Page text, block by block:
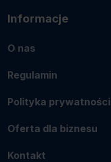
Informacje
O nas
Regulamin
Polityka prywatności
Oferta dla biznesu
Kontakt